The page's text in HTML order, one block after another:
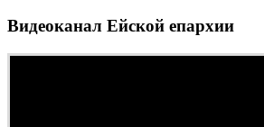
Видеоканал Ейской епархии